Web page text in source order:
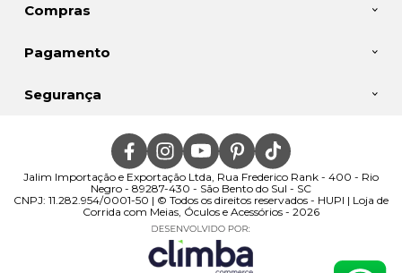
Compras
Pagamento
Segurança
Jalim Importação e Exportação Ltda, Rua Frederico Rank - 400 - Rio
Negro - 89287-430 - São Bento do Sul - SC
CNPJ: 11.282.954/0001-50 | © Todos os direitos reservados - HUPI | Loja de
Corrida com Meias, Óculos e Acessórios - 2026